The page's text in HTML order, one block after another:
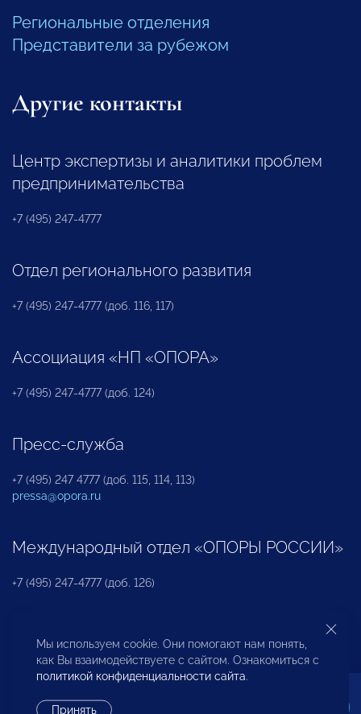
Региональные отделения
Представители за рубежом
Другие контакты
Центр экспертизы и аналитики проблем
предпринимательства
+7 (495) 247-4777
Отдел регионального развития
+7 (495) 247-4777 (доб. 116, 117)
Ассоциация «НП «ОПОРА»
+7 (495) 247-4777 (доб. 124)
Пресс-служба
+7 (495) 247 4777 (доб. 115, 114, 113)
pressa@opora.ru
Международный отдел «ОПОРЫ РОССИИ»
+7 (495) 247-4777 (доб. 126)
Бюро по защите прав предпринимателей и
инвесторов
Мы используем cookie. Они помогают нам понять,
как Вы взаимодействуете с сайтом. Ознакомиться с
политикой конфиденциальности сайта.
Принять